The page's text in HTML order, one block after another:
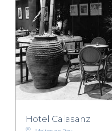
Hotel Calasanz